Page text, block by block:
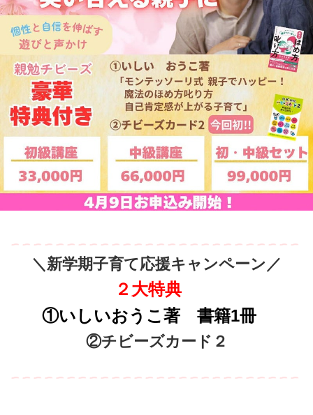
＼新学期子育て応援キャンペーン／
２大特典
①いしいおうこ著 書籍1冊
②チビーズカード２